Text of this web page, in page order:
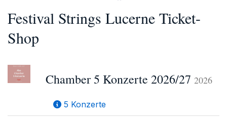
Festival Strings Lucerne Ticket-
Shop
Chamber 5 Konzerte 2026/27 2026
5 Konzerte